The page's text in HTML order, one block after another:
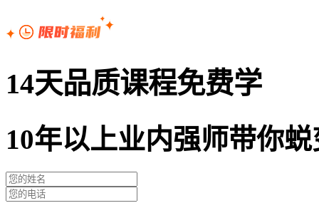
14天品质课程免费学
10年以上业内强师带你